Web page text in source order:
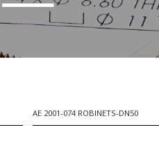
AE 2001-074 ROBINETS-DN50